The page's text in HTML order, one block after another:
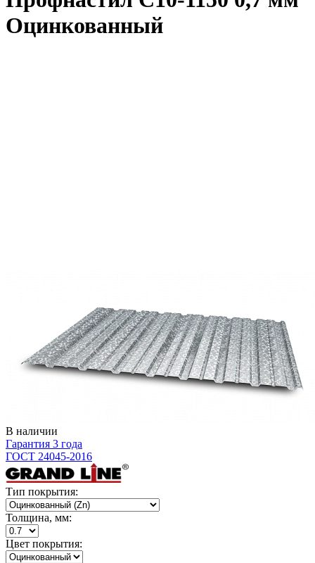
Оцинкованный
В наличии
Гарантия 3 года
ГОСТ 24045-2016
Тип покрытия:
Толщина, мм:
Цвет покрытия: